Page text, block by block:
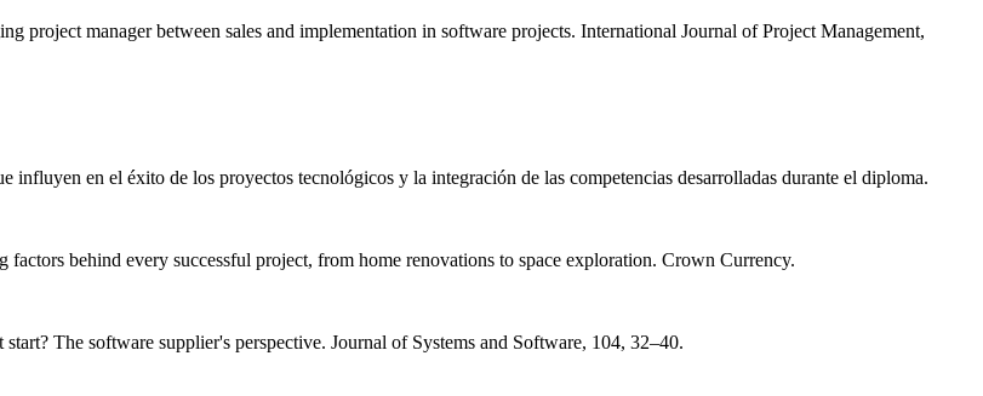
project manager between sales and implementation in software projects. International Journal of Project Management,
en el éxito de los proyectos tecnológicos y la integración de las competencias desarrolladas durante el diploma.
behind every successful project, from home renovations to space exploration. Crown Currency.
The software supplier's perspective. Journal of Systems and Software, 104, 32–40.